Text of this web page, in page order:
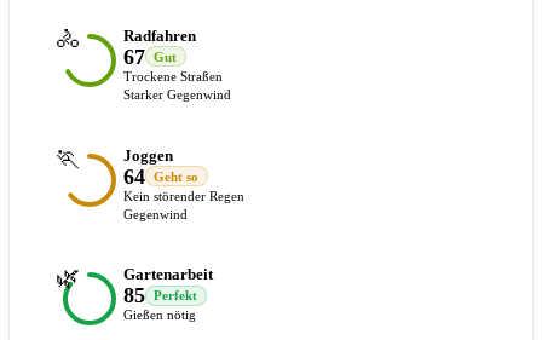
🚴 Radfahren
67
Gut
Trockene Straßen
Starker Gegenwind
🏃 Joggen
64
Geht so
Kein störender Regen
Gegenwind
🌿 Gartenarbeit
85
Perfekt
Gießen nötig